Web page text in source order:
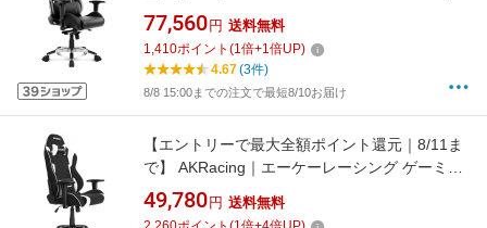
Premium レイブン PREMIUM/LOW-RAVEN
77,560 円 送料無料
1,410ポイント (1倍+1倍UP)
4.67(3件)
8/8 15:00までの注文で最短8/10お届け
【エントリーで最大全額ポイント還元｜8/11ま
で】 AKRacing｜エーケーレーシング ゲーミン
グチェア [シート W390xD540xH1240〜
1310mm] Wolfシリーズ ホワイト WOLF-
49,780 円 送料無料